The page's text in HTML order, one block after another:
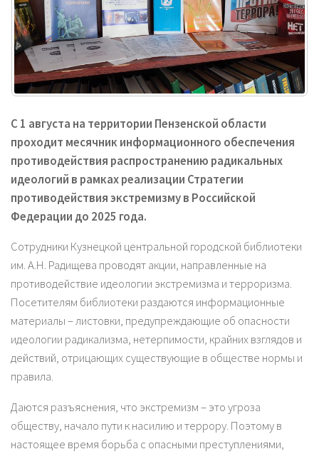
С 1 августа на территории Пензенской области
проходит месячник информационного обеспечения
противодействия распространению радикальных
идеологий в рамках реализации Стратегии
противодействия экстремизму в Российской
Федерации до 2025 года.
Сотрудники Кузнецкой центральной городской библиотеки
им. А.Н. Радищева проводят акции, направленные на
противодействие идеологии экстремизма и терроризма.
Посетителям библиотеки раздаются информационные
материалы – листовки, предупреждающие об опасности
идеологии радикализма, нетерпимости, крайних взглядов и
действий, отрицающих существующие в обществе нормы и
правила.
Даются разъяснения, что экстремизм – это угроза
обществу, начало пути к насилию и террору. Поэтому в
настоящее время борьба с опасными преступлениями,